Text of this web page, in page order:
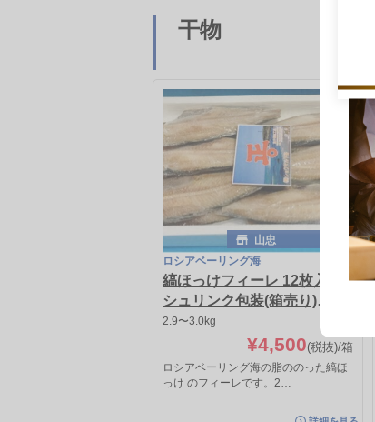
干物
山忠
ロシアベーリング海
縞ほっけフィーレ 12枚入り
シュリンク包装(箱売り)
(@¥330)
2.9〜3.0kg
¥4,500(税抜)/箱
ロシアベーリング海の脂ののった縞ほ
っけ のフィーレです。2…